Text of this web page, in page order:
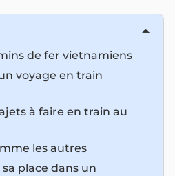
de fer vietnamiens
voyage en train
à faire en train au
les autres
place dans un